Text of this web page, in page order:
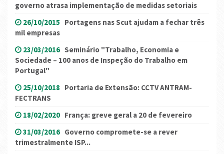
governo atrasa implementação de medidas setoriais
26/10/2015 Portagens nas Scut ajudam a fechar três
mil empresas
23/03/2016 Seminário "Trabalho, Economia e
Sociedade – 100 anos de Inspeção do Trabalho em
Portugal"
25/10/2018 Portaria de Extensão: CCTV ANTRAM-
FECTRANS
18/02/2020 França: greve geral a 20 de fevereiro
31/03/2016 Governo compromete-se a rever
trimestralmente ISP...